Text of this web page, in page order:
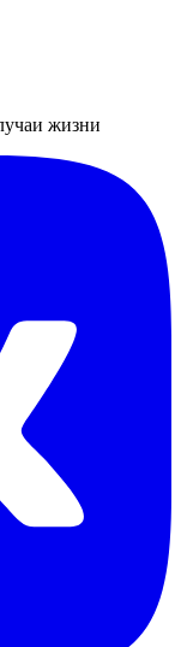
жизни